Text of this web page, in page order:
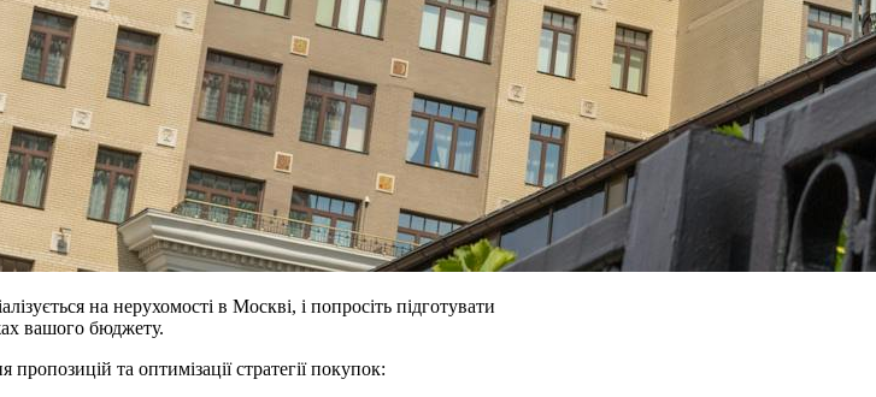
на нерухомості в Москві, і попросіть підготувати
вашого бюджету.
та оптимізації стратегії покупок: